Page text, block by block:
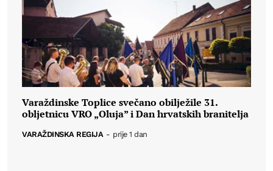
Varaždinske Toplice svečano obilježile 31.
obljetnicu VRO „Oluja” i Dan hrvatskih branitelja
VARAŽDINSKA REGIJA - prije 1 dan